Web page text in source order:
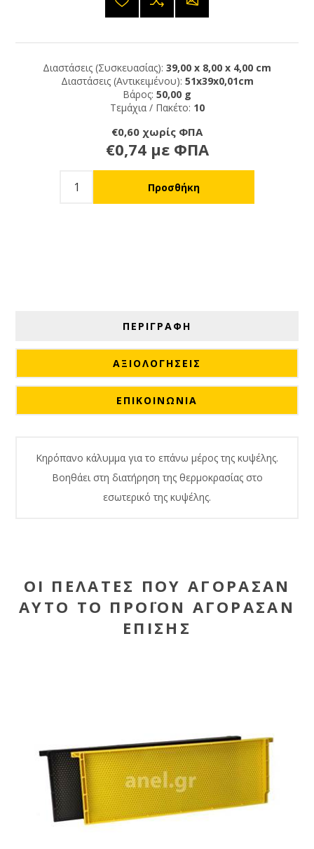
Διαστάσεις (Συσκευασίας): 39,00 x 8,00 x 4,00 cm
Διαστάσεις (Αντικειμένου): 51x39x0,01cm
Βάρος: 50,00 g
Τεμάχια / Πακέτο: 10
€0,60 χωρίς ΦΠΑ
€0,74 με ΦΠΑ
ΠΕΡΙΓΡΑΦΗ
ΑΞΙΟΛΟΓΉΣΕΙΣ
ΕΠΙΚΟΙΝΩΝΙΑ
Κηρόπανο κάλυμμα για το επάνω μέρος της κυψέλης.
Βοηθάει στη διατήρηση της θερμοκρασίας στο
εσωτερικό της κυψέλης.
ΟΙ ΠΕΛΆΤΕΣ ΠΟΥ ΑΓΌΡΑΣΑΝ
ΑΥΤΌ ΤΟ ΠΡΟΪΌΝ ΑΓΌΡΑΣΑΝ
ΕΠΊΣΗΣ